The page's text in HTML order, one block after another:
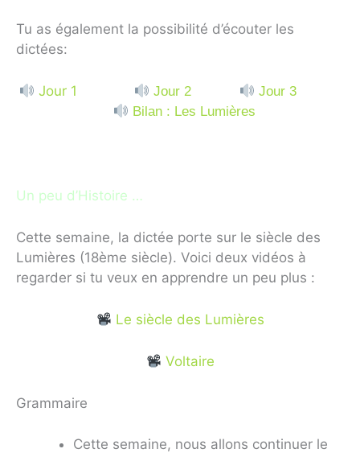
Tu as également la possibilité d’écouter les
dictées:
Jour 1 Jour 2 Jour 3
Bilan : Les Lumières
Un peu d’Histoire …
Cette semaine, la dictée porte sur le siècle des
Lumières (18ème siècle). Voici deux vidéos à
regarder si tu veux en apprendre un peu plus :
Le siècle des Lumières
Voltaire
Grammaire
Cette semaine, nous allons continuer le